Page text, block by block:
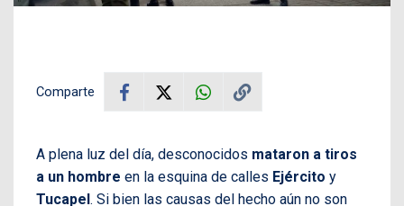
Comparte
A plena luz del día, desconocidos mataron a tiros
a un hombre en la esquina de calles Ejército y
Tucapel . Si bien las causas del hecho aún no son